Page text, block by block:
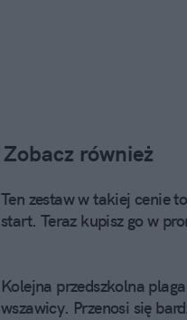
Zobacz również
Ten zestaw w takiej cenie
start. Teraz kupisz go w
Kolejna przedszkolna
wszawicy. Przenosi się